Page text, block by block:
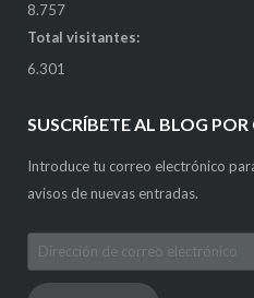
8.757
Total visitantes:
6.301
SUSCRÍBETE AL BLOG
Introduce tu correo electrónico
avisos de nuevas entradas.
Dirección
de